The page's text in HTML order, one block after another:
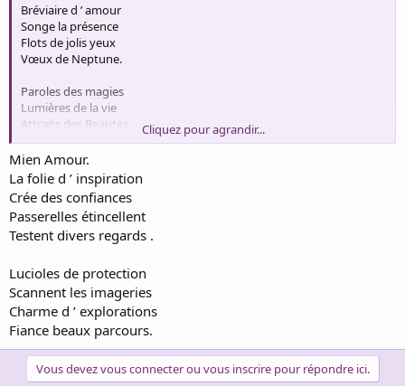
Bréviaire d ’ amour
Songe la présence
Flots de jolis yeux
Vœux de Neptune.
Paroles des magies
Lumières de la vie
Attraits des Beautés
Lumières des roses
Lisières de l ’ époque
Images se dénichent
De gravité destinée.
De charmant cadeau
Liaisons transposent
Le vocable tourment .
Cliquez pour agrandir...
Mien Amour.
La folie d ’ inspiration
Crée des confiances
Passerelles étincellent
Testent divers regards .
Lucioles de protection
Scannent les imageries
Charme d ’ explorations
Fiance beaux parcours.
Vous devez vous connecter ou vous inscrire pour répondre ici.